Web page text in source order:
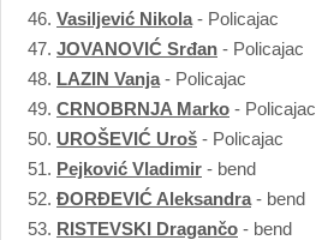
46. Vasiljević Nikola- Policajac
47. JOVANOVIĆ Srđan - Policajac
48. LAZIN Vanja- Policajac
49. CRNOBRNJA Marko - Policajac
50. UROŠEVIĆ Uroš - Policajac
51. Pejković Vladimir - bend
52. ĐORĐEVIĆ Aleksandra- bend
53. RISTEVSKI Dragančo - bend